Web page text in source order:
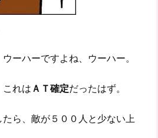
ーハーですよね、ウーハー。
これは ＡＴ確定だったはず。
ら、敵が５００人と少ない上